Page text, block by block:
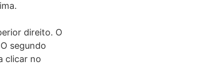
direito. O
segundo
clicar no